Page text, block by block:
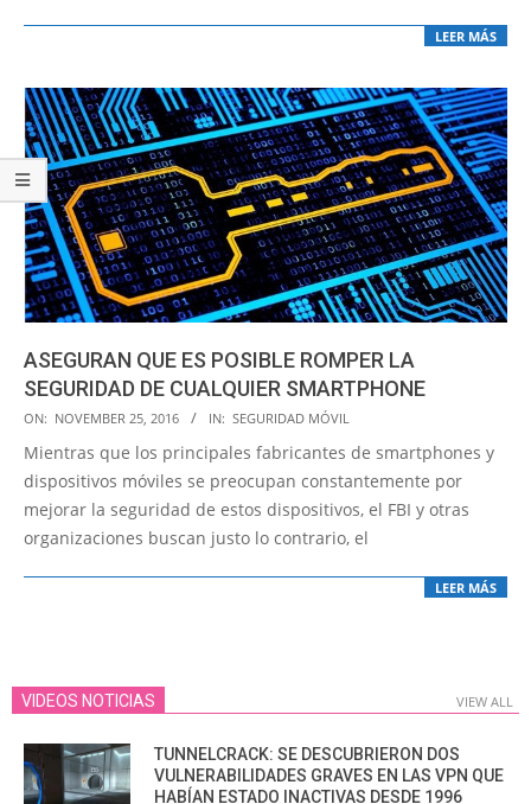
LEER MÁS
ASEGURAN QUE ES POSIBLE ROMPER LA
SEGURIDAD DE CUALQUIER SMARTPHONE
2016-
11-
25
ON: NOVEMBER 25, 2016 IN: SEGURIDAD MÓVIL
Mientras que los principales fabricantes de smartphones y
dispositivos móviles se preocupan constantemente por
mejorar la seguridad de estos dispositivos, el FBI y otras
organizaciones buscan justo lo contrario, el
LEER MÁS
VIDEOS NOTICIAS VIEW ALL
TUNNELCRACK: SE DESCUBRIERON DOS
VULNERABILIDADES GRAVES EN LAS VPN QUE
HABÍAN ESTADO INACTIVAS DESDE 1996